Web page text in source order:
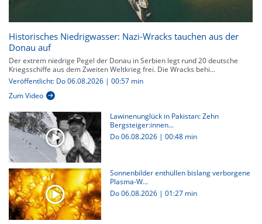
Historisches Niedrigwasser: Nazi-Wracks tauchen aus der
Donau auf
Der extrem niedrige Pegel der Donau in Serbien legt rund 20 deutsche
Kriegsschiffe aus dem Zweiten Weltkrieg frei. Die Wracks behi...
Veröffentlicht: Do 06.08.2026 | 00:57 min
Zum Video
Lawinenunglück in Pakistan: Zehn
Bergsteiger:innen...
Do 06.08.2026 | 00:48 min
Sonnenbilder enthüllen bislang verborgene
Plasma-W...
Do 06.08.2026 | 01:27 min